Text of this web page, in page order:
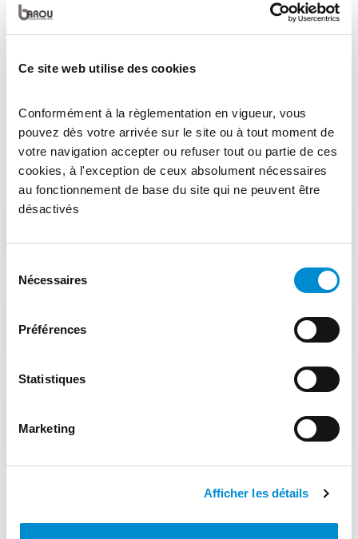
Ce site web utilise des cookies
Conformément à la règlementation en vigueur, vous
pouvez dès votre arrivée sur le site ou à tout moment de
votre navigation accepter ou refuser tout ou partie de ces
cookies, à l'exception de ceux absolument nécessaires
au fonctionnement de base du site qui ne peuvent être
désactivés
Nécessaires
Préférences
Statistiques
Marketing
Afficher les détails